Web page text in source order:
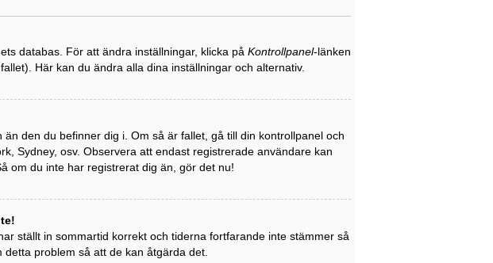
databas. För att ändra inställningar, klicka på Kontrollpanel-länken
Här kan du ändra alla dina inställningar och alternativ.
den du befinner dig i. Om så är fallet, gå till din kontrollpanel och
Sydney, osv. Observera att endast registrerade användare kan
om du inte har registrerat dig än, gör det nu!
ställt in sommartid korrekt och tiderna fortfarande inte stämmer så
problem så att de kan åtgärda det.